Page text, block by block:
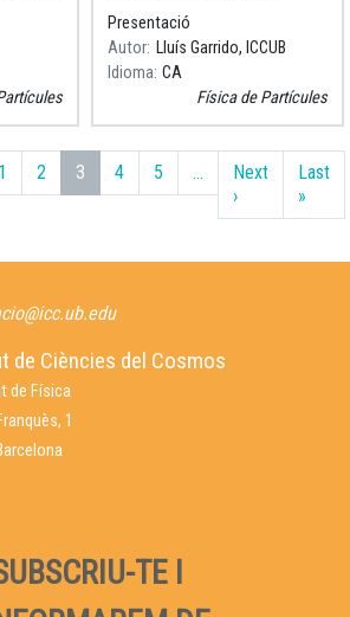
Ciències del Cosmos de la
Universitat de Barcelona en
el Taller de Física de
Partícules de l'edició 2020. ​
Presentació
Autor Lluís Garrido, ICCUB
Idioma CA
Física de Partícules
anterior
1 2 3 4 5 …
Next
›Pàgina següent
Last
»
de Ciències del Cosmos
de Física
1
TE I